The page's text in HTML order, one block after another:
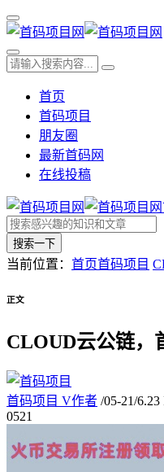
首页
首码项目
朋友圈
最新首码网
在线投稿
搜索一下
当前位置： 首页首码项目
正文
CLOUD云公链，
首码项目 V作者 /05-21/
0521